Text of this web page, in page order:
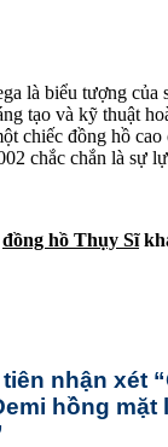
là biểu tượng của
tạo và kỹ thuật
chiếc đồng hồ cao
chắc chắn là sự
đồng hồ Thụy Sĩ
nhận xét
hồng mặt